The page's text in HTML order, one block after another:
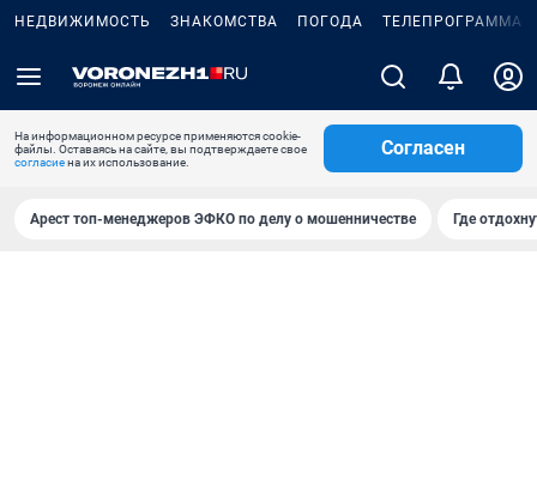
НЕДВИЖИМОСТЬ ЗНАКОМСТВА ПОГОДА ТЕЛЕПРОГРАММА
На информационном ресурсе применяются cookie-
файлы. Оставаясь на сайте, вы подтверждаете свое
согласиена их использование.
Согласен
Арест топ-менеджеров ЭФКО по делу о мошенничестве Где